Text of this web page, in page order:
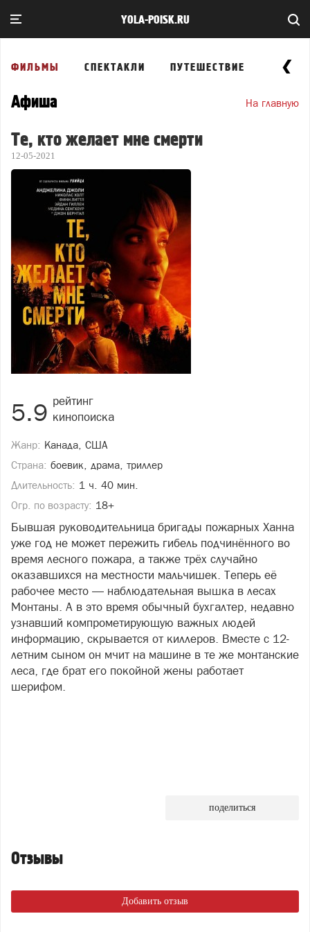
YOLA-POISK.RU
ФИЛЬМЫ СПЕКТАКЛИ ПУТЕШЕСТВИЕ
Афиша На главную
Те, кто желает мне смерти
12-05-2021
5.9 рейтинг
кинопоиска
Жанр: Канада, США
Страна: боевик, драма, триллер
Длительность: 1 ч. 40 мин.
Огр. по возрасту: 18+
Бывшая руководительница бригады пожарных Ханна
уже год не может пережить гибель подчинённого во
время лесного пожара, а также трёх случайно
оказавшихся на местности мальчишек. Теперь её
рабочее место — наблюдательная вышка в лесах
Монтаны. А в это время обычный бухгалтер, недавно
узнавший компрометирующую важных людей
информацию, скрывается от киллеров. Вместе с 12-
летним сыном он мчит на машине в те же монтанские
леса, где брат его покойной жены работает
шерифом.
поделиться
Отзывы
Добавить отзыв